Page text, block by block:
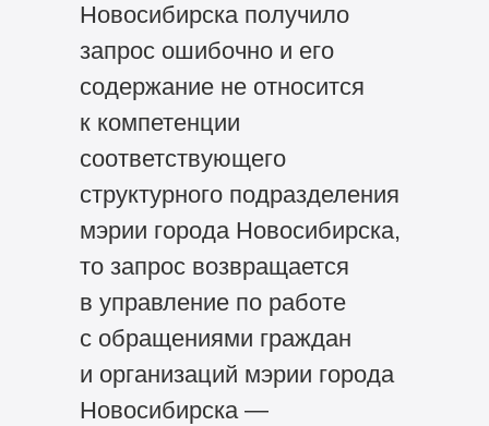
Новосибирска получило
запрос ошибочно и его
содержание не относится
к компетенции
соответствующего
структурного подразделения
мэрии города Новосибирска,
то запрос возвращается
в управление по работе
с обращениями граждан
и организаций мэрии города
Новосибирска —